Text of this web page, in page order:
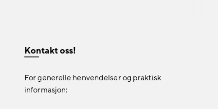
Kontakt oss!
For generelle henvendelser og praktisk
informasjon: